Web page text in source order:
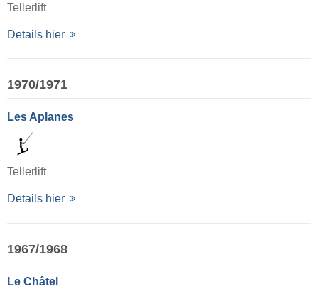
Tellerlift
Details hier
1970/1971
Les Aplanes
Tellerlift
Details hier
1967/1968
Le Châtel